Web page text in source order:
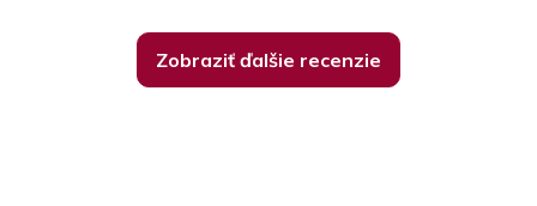
Zobraziť ďalšie recenzie